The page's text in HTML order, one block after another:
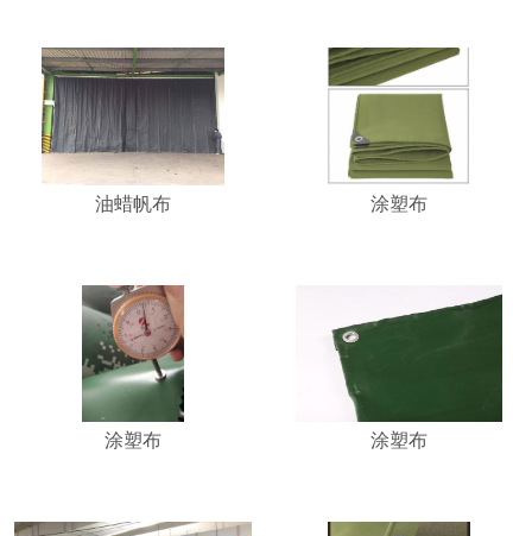
油蜡帆布 涂塑布
涂塑布 涂塑布